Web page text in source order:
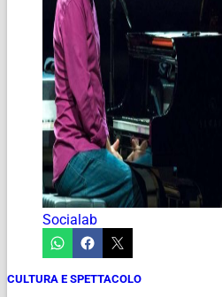
Socialab
CULTURA E SPETTACOLO